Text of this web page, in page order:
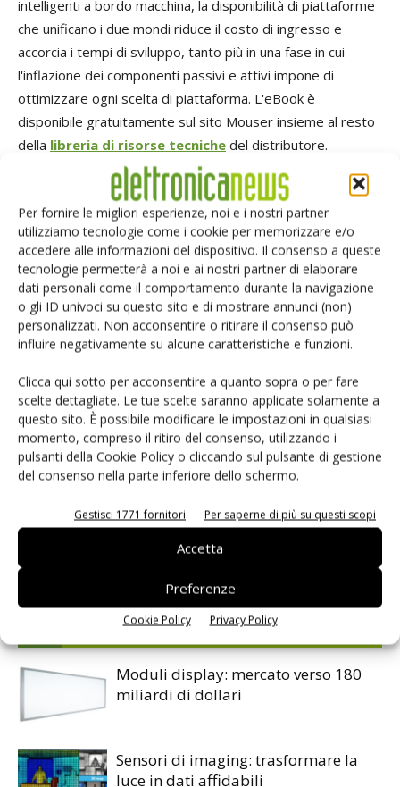
Per fornire le migliori esperienze, noi e i nostri partner
utilizziamo tecnologie come i cookie per memorizzare e/o
accedere alle informazioni del dispositivo. Il consenso a queste
tecnologie permetterà a noi e ai nostri partner di elaborare
dati personali come il comportamento durante la navigazione
o gli ID univoci su questo sito e di mostrare annunci (non)
personalizzati. Non acconsentire o ritirare il consenso può
influire negativamente su alcune caratteristiche e funzioni.
Clicca qui sotto per acconsentire a quanto sopra o per fare
scelte dettagliate. Le tue scelte saranno applicate solamente a
questo sito. È possibile modificare le impostazioni in qualsiasi
momento, compreso il ritiro del consenso, utilizzando i
pulsanti della Cookie Policy o cliccando sul pulsante di gestione
del consenso nella parte inferiore dello schermo.
Gestisci 1771 fornitori Per saperne di più su questi scopi
Accetta
Preferenze
Cookie Policy Privacy Policy
intelligenti a bordo macchina, la disponibilità di piattaforme
che unificano i due mondi riduce il costo di ingresso e
accorcia i tempi di sviluppo, tanto più in una fase in cui
l'inflazione dei componenti passivi e attivi impone di
ottimizzare ogni scelta di piattaforma. L'eBook è
disponibile gratuitamente sul sito Mouser insieme al resto
della libreria di risorse tecniche del distributore.
Per scaricare e leggere il nuovo eBook, visita
https://resources. mouser.com/manufacturer-
ebooks/arduino-from-blink-to-think-uno-q-helps-
designers-go-from-idea-to-intelligent-product/. Per
sfogliare la vasta raccolta degli eBook di Mouser,
visitahttps://resources.mouser.com/manufacturer-
ebooks/
TAG Arduino computer vision Debian
edge AI
Linux embedded
Microcontrollori Mouser
real-time
sistemi embedded
UNO Q
Twitter
ALTRO DALL'AUTORE
Moduli display: mercato verso 180
miliardi di dollari
Sensori di imaging: trasformare la
luce in dati affidabili